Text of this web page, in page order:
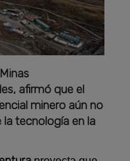
afirmó que el
minero aún no
tecnología en la